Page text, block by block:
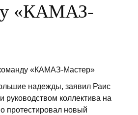
«КАМАЗ-
надежды, заявил Раис
руководством коллектива на
протестировал новый